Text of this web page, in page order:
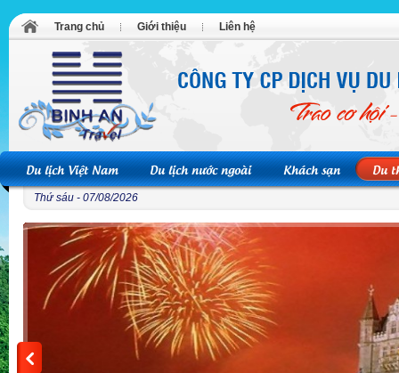
Trang chủ Giới thiệu Liên hệ
Du lịch Việt Nam Du lịch nước ngoài Khách sạn Du
Thứ sáu - 07/08/2026